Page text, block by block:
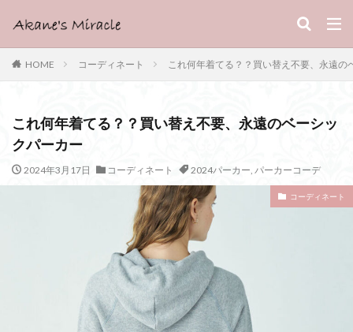
HOME コーディネート これ何年着てる？？買い替え不要、永遠の
これ何年着てる？？買い替え不要、永遠のベーシッ
クパーカー
2024年3月17日 コーディネート 2024パーカー, パーカーコーデ
コーディネート